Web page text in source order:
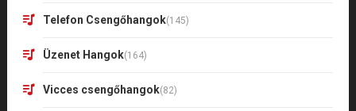
Telefon Csengőhangok(145)
Üzenet Hangok(164)
Vicces csengőhangok(82)